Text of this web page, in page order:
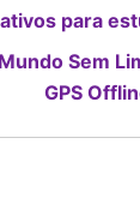
para
Sem
GPS